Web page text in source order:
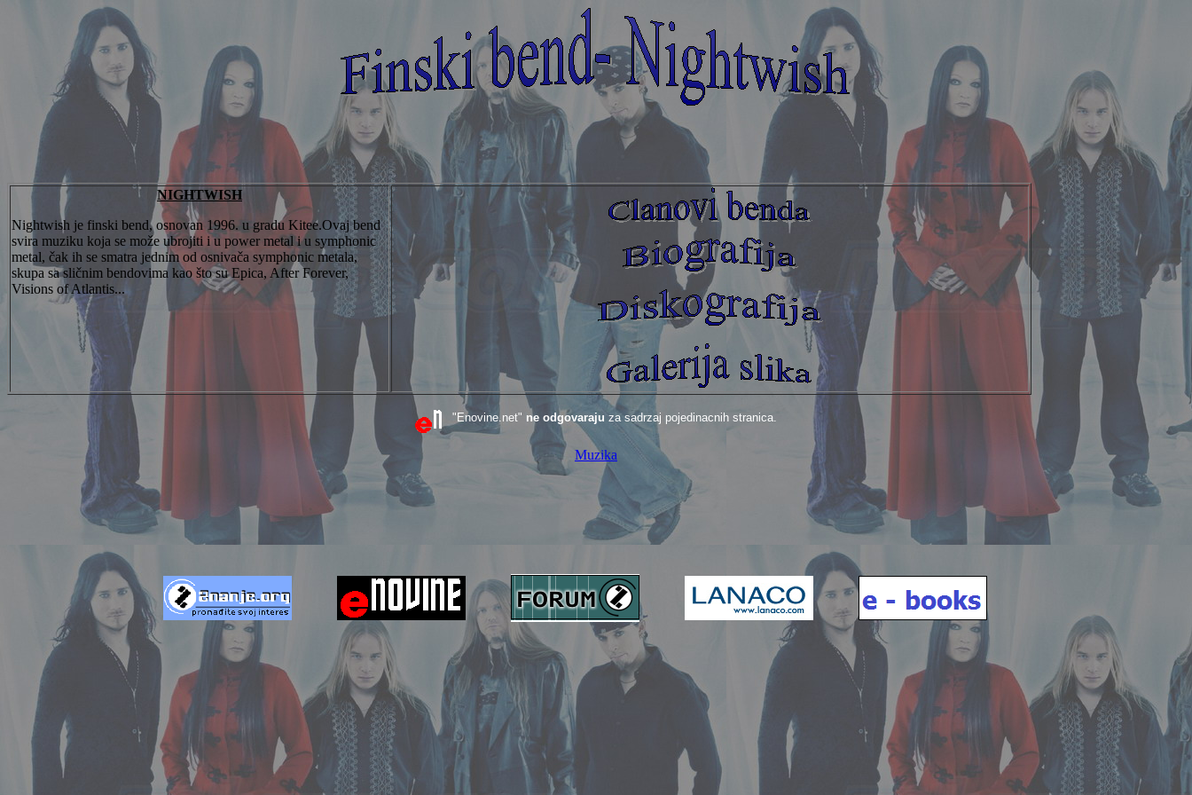
NIGHTWISH
Nightwish je finski bend, osnovan 1996. u gradu Kitee.Ovaj bend
svira muziku koja se može ubrojiti i u power metal i u symphonic
metal, čak ih se smatra jednim od osnivača symphonic metala,
skupa sa sličnim bendovima kao što su Epica, After Forever,
Visions of Atlantis...
"Enovine.net" ne odgovaraju za sadrzaj pojedinacnih stranica.
Muzika